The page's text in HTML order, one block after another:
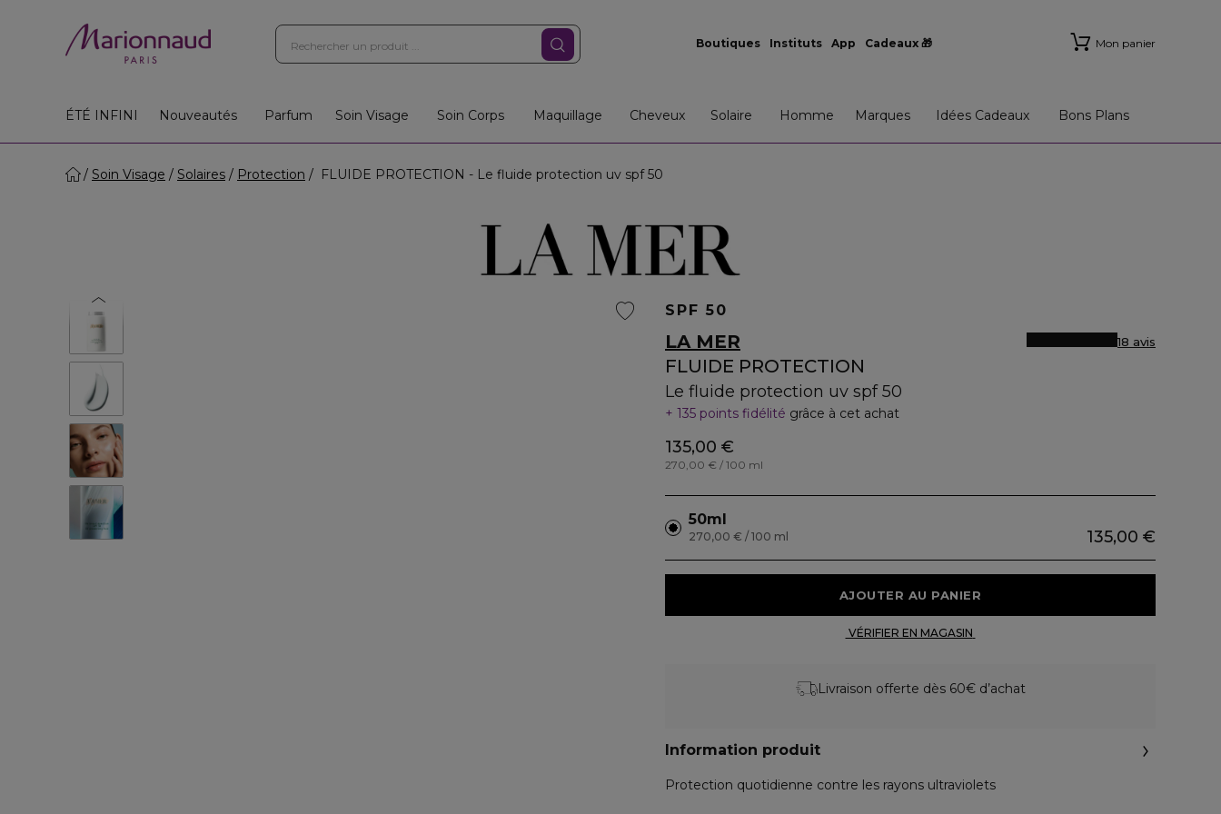
Boutiques Instituts App Cadeaux 🎁 Mon panier
ÉTÉ INFINI Nouveautés Parfum Soin Visage Soin Corps Maquillage Cheveux Solaire Homme Marques Idées Cadeaux Bons Plans
Soin Visage Solaires Protection FLUIDE PROTECTION - Le fluide protection uv spf 50
SPF 50
LA MER
FLUIDE PROTECTION
Le fluide protection uv spf 50
18 avis
135 points fidélité grâce à cet achat
135,00 €
270,00 € / 100 ml
50ml
135,00 €
270,00 € / 100 ml
Livraison offerte dès 60€ d’achat
Information produit
Protection quotidienne contre les rayons ultraviolets